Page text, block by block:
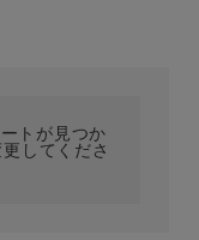
トが見つか
してくださ